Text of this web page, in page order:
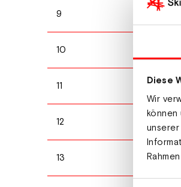
Diese
Wir
können
9
10
11
12
13